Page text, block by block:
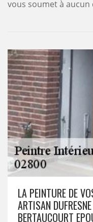
vous soumet à aucun
LA PEINTURE DE
ARTISAN
BERTAUCOURT